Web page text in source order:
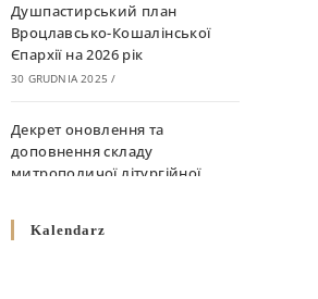
Душпастирський план
Вроцлавсько-Кошалінської
Єпархії на 2026 рік
30 GRUDNIA 2025 /
Декрет оновлення та
доповнення складу
митрополичої літургійної
10 GRUDNIA 2025
Kalendarz